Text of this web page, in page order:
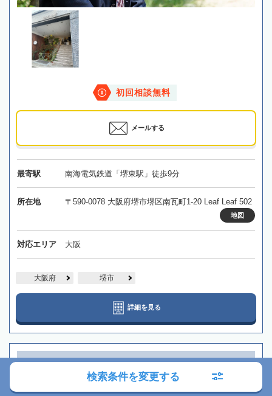
初回相談無料
メールする
最寄駅 南海電気鉄道「堺東駅」徒歩9分
所在地 〒590-0078 大阪府堺市堺区南瓦町1-20 Leaf Leaf 502
地図
対応エリア 大阪
大阪府 堺市
詳細を見る
【吹田駅徒歩3分】サービス業としてのホスピタリティを
もって丁寧に対応いたします
検索条件を変更する